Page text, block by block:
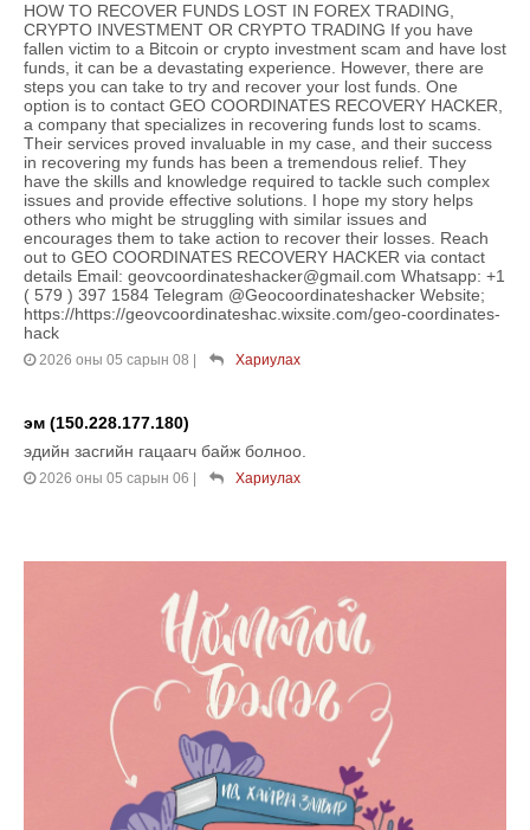
HOW TO RECOVER FUNDS LOST IN FOREX TRADING,
CRYPTO INVESTMENT OR CRYPTO TRADING If you have
fallen victim to a Bitcoin or crypto investment scam and have lost
funds, it can be a devastating experience. However, there are
steps you can take to try and recover your lost funds. One
option is to contact GEO COORDINATES RECOVERY HACKER,
a company that specializes in recovering funds lost to scams.
Their services proved invaluable in my case, and their success
in recovering my funds has been a tremendous relief. They
have the skills and knowledge required to tackle such complex
issues and provide effective solutions. I hope my story helps
others who might be struggling with similar issues and
encourages them to take action to recover their losses. Reach
out to GEO COORDINATES RECOVERY HACKER via contact
details Email: geovcoordinateshacker@gmail.com Whatsapp: +1
( 579 ) 397 1584 Telegram @Geocoordinateshacker Website;
https://https://geovcoordinateshac.wixsite.com/geo-coordinates-
hack
2026 оны 05 сарын 08 Хариулах
эм (150.228.177.180)
эдийн засгийн гацаагч байж болноо.
2026 оны 05 сарын 06 Хариулах